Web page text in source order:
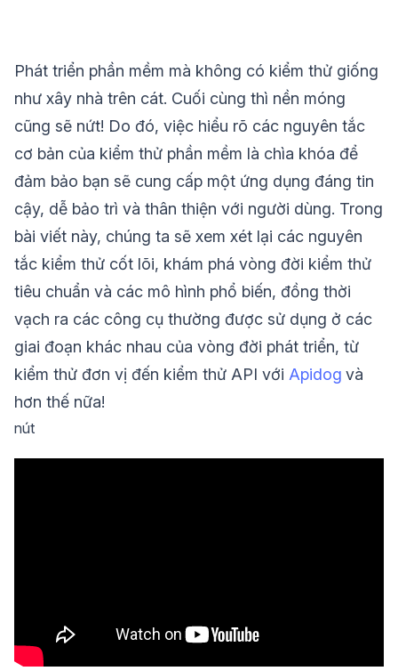
Phát triển phần mềm mà không có kiểm thử giống
như xây nhà trên cát. Cuối cùng thì nền móng
cũng sẽ nứt! Do đó, việc hiểu rõ các nguyên tắc
cơ bản của kiểm thử phần mềm là chìa khóa để
đảm bảo bạn sẽ cung cấp một ứng dụng đáng tin
cậy, dễ bảo trì và thân thiện với người dùng. Trong
bài viết này, chúng ta sẽ xem xét lại các nguyên
tắc kiểm thử cốt lõi, khám phá vòng đời kiểm thử
tiêu chuẩn và các mô hình phổ biến, đồng thời
vạch ra các công cụ thường được sử dụng ở các
giai đoạn khác nhau của vòng đời phát triển, từ
kiểm thử đơn vị đến kiểm thử API với Apidog và
hơn thế nữa!
nút